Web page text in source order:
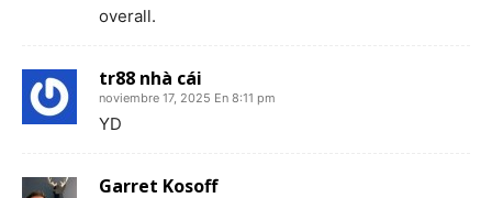
overall.
tr88 nhà cái
noviembre 17, 2025 En 8:11 pm
YD
Garret Kosoff